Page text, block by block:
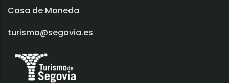
Casa de Moneda
turismo@segovia.es